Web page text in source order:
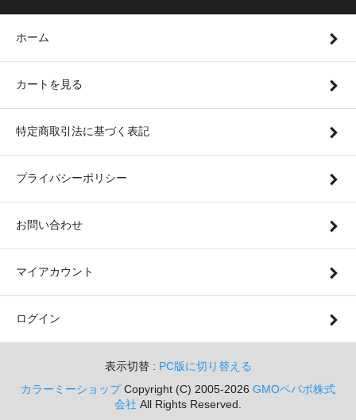
ホーム
カートを見る
特定商取引法に基づく表記
プライバシーポリシー
お問い合わせ
マイアカウント
ログイン
表示切替 : PC版に切り替える
カラーミーショップCopyright (C) 2005-2026 GMOペパボ株式
会社 All Rights Reserved.